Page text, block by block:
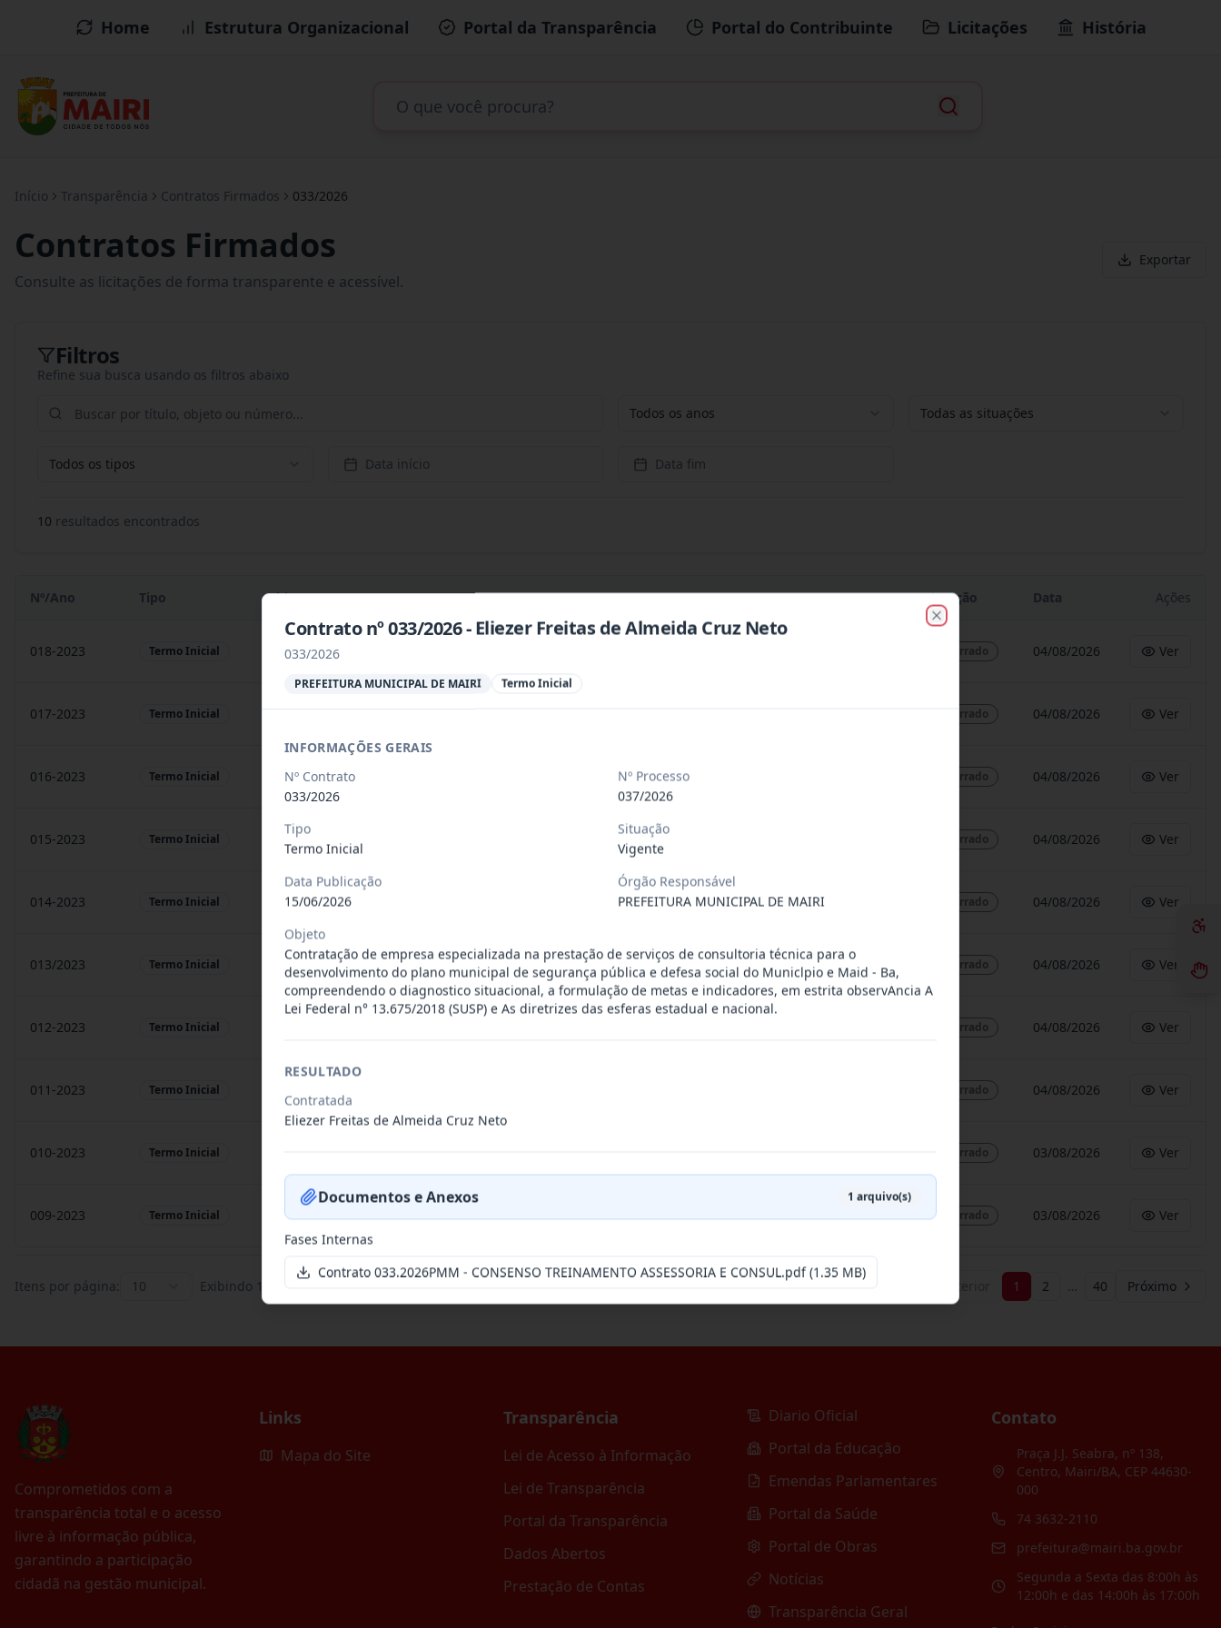
Home Estrutura Organizacional Portal da Transparência Portal do Contribuinte Licitações História
Início Transparência Contratos Firmados 033/2026
Contratos Firmados
Consulte as licitações de forma transparente e acessível.
Exportar
Filtros
Refine sua busca usando os filtros abaixo
Todos os anos Todas as situações
Todos os tipos Data início Data fim
10 resultados encontrados
Nº/Ano Tipo Objeto Situação Data Ações
018-2023 Termo Inicial Contratação de empresa especializada para prestação de servi Encerrado 04/08/2026 Ver
017-2023 Termo Inicial Contratação de empresa especializada para a disponibilização Encerrado 04/08/2026 Ver
016-2023 Termo Inicial prestação de serviços de saúde, de forma complementar junto... Encerrado 04/08/2026 Ver
015-2023 Termo Inicial prestação de sarvigos de saúde, de forma complementar junto... Encerrado 04/08/2026 Ver
014-2023 Termo Inicial Locação de sonorização de pequeno porte e artista musical de... Encerrado 04/08/2026 Ver
013/2023 Termo Inicial Constitui o objeto do presente contrato a contratação de emp... Encerrado 04/08/2026 Ver
012-2023 Termo Inicial Encerrado 04/08/2026 Ver
011-2023 Termo Inicial Encerrado 04/08/2026 Ver
010-2023 Termo Inicial Encerrado 03/08/2026 Ver
009-2023 Termo Inicial Contratação de pessoa jurídica para prestação de serviços de... Encerrado 03/08/2026 Ver
Itens por página: 10 Exibindo 1 de 1 2 … 40 Próximo
Comprometidos com a
transparência total e o acesso
livre à informação pública,
garantindo a participação
cidadã na gestão municipal.
Links
Mapa do Site
Transparência
Lei de Acesso à Informação
Lei de Transparência
Portal da Transparência
Dados Abertos
Prestação de Contas
Diario Oficial
Portal da Educação
Emendas Parlamentares
Portal da Saúde
Portal de Obras
Notícias
Transparência Geral
Contato
Praça J.J. Seabra, nº 138,
Centro, Mairi/BA, CEP 44630-
000
74 3632-2110
prefeitura@mairi.ba.gov.br
Segunda a Sexta das 8:00h às
12:00h e das 14:00h às 17:00h
Contrato nº 033/2026 - Eliezer Freitas de Almeida Cruz Neto
033/2026
PREFEITURA MUNICIPAL DE MAIRI Termo Inicial
INFORMAÇÕES GERAIS
Nº Contrato
033/2026
Nº Processo
037/2026
Tipo
Termo Inicial
Situação
Vigente
Data Publicação
15/06/2026
Órgão Responsável
PREFEITURA MUNICIPAL DE MAIRI
Objeto
Contratação de empresa especializada na prestação de serviços de consultoria técnica para o
desenvolvimento do plano municipal de segurança pública e defesa social do Municlpio e Maid - Ba,
compreendendo o diagnostico situacional, a formulação de metas e indicadores, em estrita observAncia A
Lei Federal n° 13.675/2018 (SUSP) e As diretrizes das esferas estadual e nacional.
RESULTADO
Contratada
Eliezer Freitas de Almeida Cruz Neto
Documentos e Anexos 1 arquivo(s)
Fases Internas
Contrato 033.2026PMM - CONSENSO TREINAMENTO ASSESSORIA E CONSUL.pdf(1.35 MB)
Close